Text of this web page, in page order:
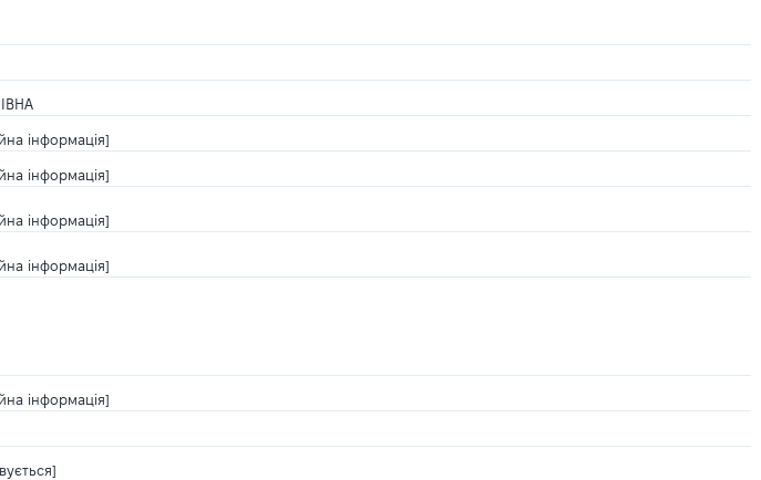
інформація]
інформація]
інформація]
інформація]
інформація]